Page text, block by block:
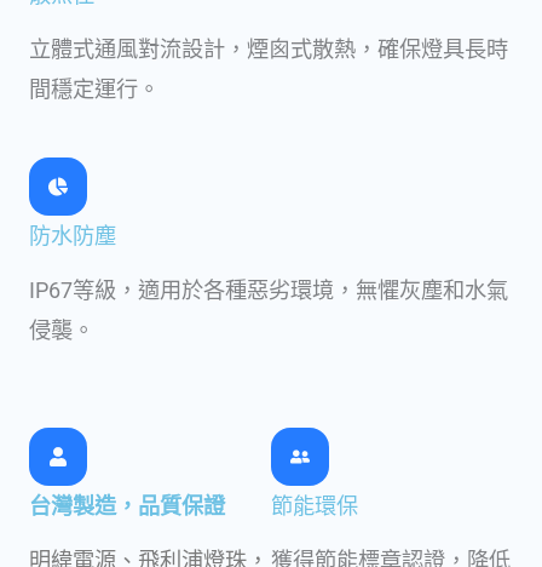
立體式通風對流設計，煙囪式散熱，確保燈具長時
間穩定運行。
防水防塵
IP67等級，適用於各種惡劣環境，無懼灰塵和水氣
侵襲。
台灣製造，品質保證
明緯電源、飛利浦燈珠，
節能環保
獲得節能標章認證，降低